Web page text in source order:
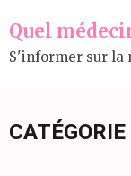
au
contenu
Quel
S'informer sur la
CATÉGORIE